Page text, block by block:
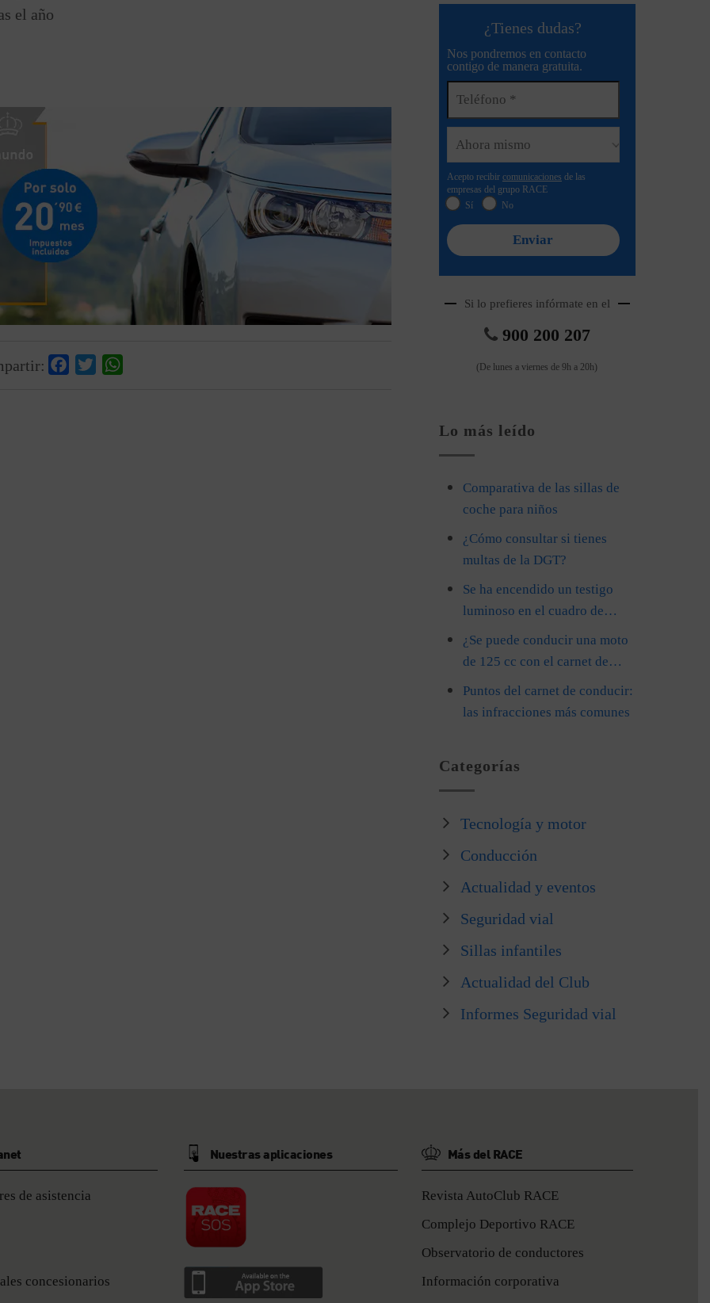
el año
Facebook
Twitter
¿Tienes dudas?
Nos pondremos en contacto
contigo de manera gratuita.
Acepto recibir comunicaciones de las
empresas del grupo RACE
Sí
No
Si lo prefieres infórmate en el
900 200 207
(De lunes a viernes de 9h a 20h)
Lo más leído
Comparativa de las sillas de
coche para niños
¿Cómo consultar si tienes
multas de la DGT?
Se ha encendido un testigo
luminoso en el cuadro de…
¿Se puede conducir una moto
de 125 cc con el carnet de…
Puntos del carnet de conducir:
las infracciones más comunes
Categorías
Tecnología y motor
Conducción
Actualidad y eventos
Seguridad vial
Sillas infantiles
Actualidad del Club
Informes Seguridad vial
de asistencia
concesionarios
Nuestras aplicaciones Más del RACE
Revista AutoClub RACE
Complejo Deportivo RACE
Observatorio de conductores
Información corporativa